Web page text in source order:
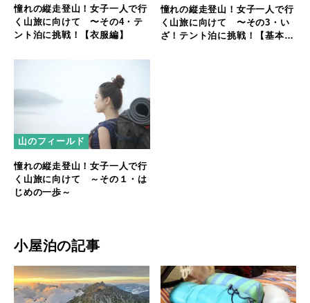
憧れの縦走登山！女子一人で行
く山旅に向けて 〜その4・テ
ント泊に挑戦！【衣服編】
憧れの縦走登山！女子一人で行
く山旅に向けて 〜その3・い
ざ！テント泊に挑戦！【基本
山のフィールド
憧れの縦走登山！女子一人で行
く山旅に向けて ～その１・は
じめの一歩～
小屋泊の記事